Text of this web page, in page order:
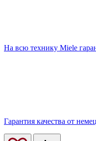
На всю технику Miele
Гарантия качества от